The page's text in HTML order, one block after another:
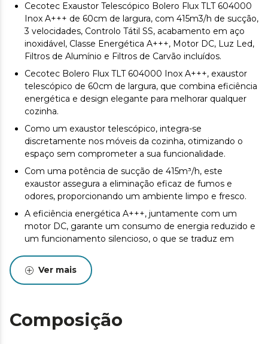
Cecotec Exaustor Telescópico Bolero Flux TLT 604000
Inox A+++ de 60cm de largura, com 415m3/h de sucção,
3 velocidades, Controlo Tátil SS, acabamento em aço
inoxidável, Classe Energética A+++, Motor DC, Luz Led,
Filtros de Alumínio e Filtros de Carvão incluídos.
Cecotec Bolero Flux TLT 604000 Inox A+++, exaustor
telescópico de 60cm de largura, que combina eficiência
energética e design elegante para melhorar qualquer
cozinha.
Como um exaustor telescópico, integra-se
discretamente nos móveis da cozinha, otimizando o
espaço sem comprometer a sua funcionalidade.
Com uma potência de sucção de 415m³/h, este
exaustor assegura a eliminação eficaz de fumos e
odores, proporcionando um ambiente limpo e fresco.
A eficiência energética A+++, juntamente com um
motor DC, garante um consumo de energia reduzido e
um funcionamento silencioso, o que se traduz em
O painel de controlo SS Touch oferece uma interação
intuitiva e moderna, enquanto o acabamento em aço
Com três níveis de velocidade, pode ajustar a potência
de sucção de acordo com as suas necessidades,
Ver mais
Composição